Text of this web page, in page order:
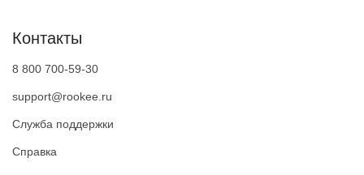
Контакты
8 800 700-59-30
support@rookee.ru
Служба поддержки
Справка